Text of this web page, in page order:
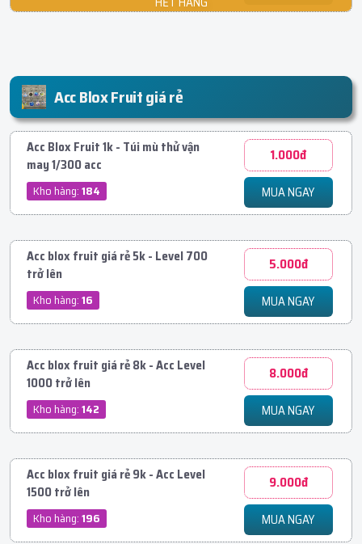
Acc Blox Fruit giá rẻ
Acc Blox Fruit 1k - Túi mù thử vận
may 1/300 acc
Kho hàng:184
1.000đ
MUA NGAY
Acc blox fruit giá rẻ 5k - Level 700
trở lên
Kho hàng:16
5.000đ
MUA NGAY
Acc blox fruit giá rẻ 8k - Acc Level
1000 trở lên
Kho hàng:142
8.000đ
MUA NGAY
Acc blox fruit giá rẻ 9k - Acc Level
1500 trở lên
Kho hàng:196
9.000đ
MUA NGAY